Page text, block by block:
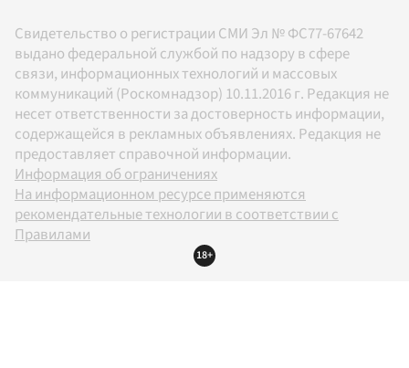
Свидетельство о регистрации СМИ Эл № ФС77-67642
выдано федеральной службой по надзору в сфере
связи, информационных технологий и массовых
коммуникаций (Роскомнадзор) 10.11.2016 г. Редакция не
несет ответственности за достоверность информации,
содержащейся в рекламных объявлениях. Редакция не
предоставляет справочной информации.
Информация об ограничениях
На информационном ресурсе применяются
рекомендательные технологии в соответствии с
Правилами
18+